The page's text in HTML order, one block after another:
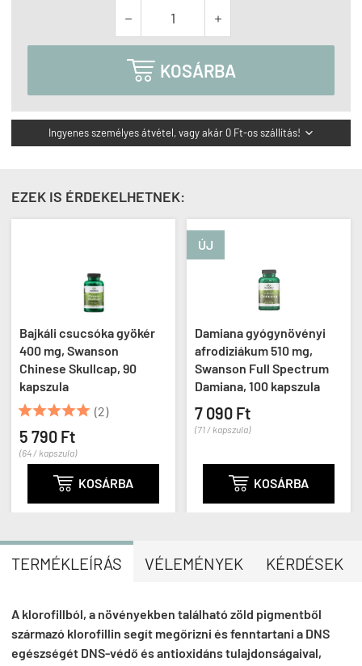
 
 KOSÁRBA
Ingyenes személyes átvétel, vagy akár 0 Ft-os szállítás! 
EZEK IS ÉRDEKELHETNEK:
Bajkáli csucsóka gyökér
400 mg, Swanson
Chinese Skullcap, 90
kapszula
 (2)
5 790 Ft
(64 / kapszula)
 KOSÁRBA
ÚJ
Damiana gyógynövényi
afrodiziákum 510 mg,
Swanson Full Spectrum
Damiana, 100 kapszula
7 090 Ft
(71 / kapszula)
 KOSÁRBA
TERMÉKLEÍRÁS VÉLEMÉNYEK KÉRDÉSEK
A klorofillból, a növényekben található zöld pigmentből
származó klorofillin segít megőrizni és fenntartani a DNS
egészségét DNS-védő és antioxidáns tulajdonságaival,